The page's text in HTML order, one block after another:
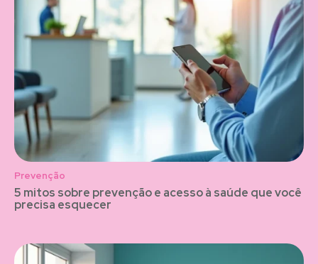
Prevenção
5 mitos sobre prevenção e acesso à saúde que você
precisa esquecer